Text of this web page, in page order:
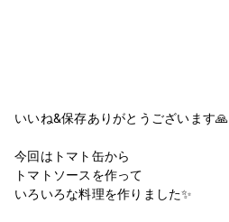
いいね&保存ありがとうございます🙏
今回はトマト缶から
トマトソースを作って
いろいろな料理を作りました✨